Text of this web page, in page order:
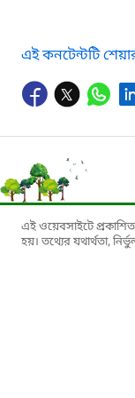
এই কনটেন্টটি
এই ওয়েবসাইটে
হয়। তথ্যের যথার্থতা,